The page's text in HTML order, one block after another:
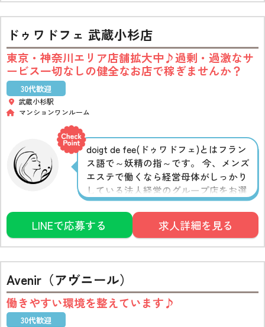
ドゥワドフェ 武蔵小杉店
東京・神奈川エリア店舗拡大中♪過剰・過激なサ
ービス一切なしの健全なお店で稼ぎませんか？
30代歓迎
武蔵小杉駅
マンションワンルーム
doigt de fee(ドゥワドフェ)とはフラン
ス語で～妖精の指～です。 今、メンズ
エステで働くなら経営母体がしっかり
している法人経営のグループ店をお選
びください。店舗拡大中の為、ルーム
に余裕がありますので好きな曜日に好
きなだけご勤務可能す♪
LINEで応募する 求人詳細を見る
Avenir（アヴニール）
働きやすい環境を整えています♪
30代歓迎